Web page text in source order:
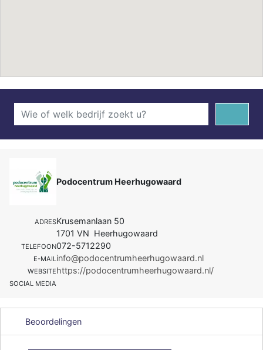
Podocentrum Heerhugowaard
ADRESKrusemanlaan 50
1701 VN Heerhugowaard
TELEFOON072-5712290
E-MAILinfo@podocentrumheerhugowaard.nl
WEBSITEhttps://podocentrumheerhugowaard.nl/
SOCIAL MEDIA
Beoordelingen